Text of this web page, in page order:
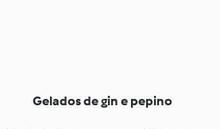
Gelados de gin e pepino